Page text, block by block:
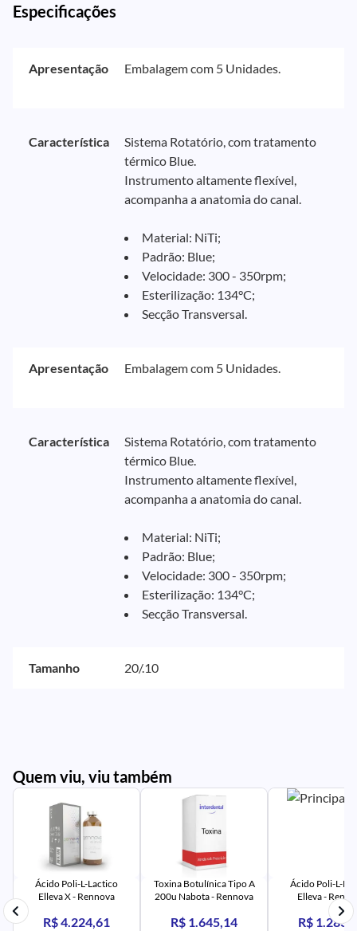
Especificações
Apresentação Embalagem com 5 Unidades.
Característica
Sistema Rotatório, com tratamento
térmico Blue.
Instrumento altamente flexível,
acompanha a anatomia do canal.
Material: NiTi;
Padrão: Blue;
Velocidade: 300 - 350rpm;
Esterilização: 134°C;
Secção Transversal.
Apresentação Embalagem com 5 Unidades.
Característica
Sistema Rotatório, com tratamento
térmico Blue.
Instrumento altamente flexível,
acompanha a anatomia do canal.
Material: NiTi;
Padrão: Blue;
Velocidade: 300 - 350rpm;
Esterilização: 134°C;
Secção Transversal.
Tamanho 20/.10
Quem viu, viu também
UR
Ácido Poli-L-Lactico
Elleva X - Rennova
R$ 4.224,61
Toxina Botulínica Tipo A
200u Nabota - Rennova
R$ 1.645,14
Ácido Poli-L-
Elleva -
R$